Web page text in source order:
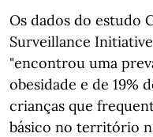
Os dados do estudo
Surveillance
"encontrou uma
obesidade e de 19%
crianças que
básico no território